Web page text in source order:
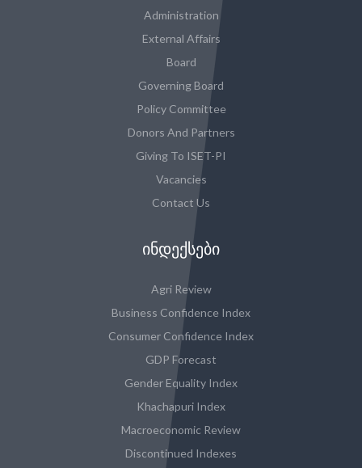
Administration
External Affairs
Board
Governing Board
Policy Committee
Donors And Partners
Giving To ISET-PI
Vacancies
Contact Us
ᲘᲜᲓᲔᲥᲡᲔᲑᲘ
Agri Review
Business Confidence Index
Consumer Confidence Index
GDP Forecast
Gender Equality Index
Khachapuri Index
Macroeconomic Review
Discontinued Indexes